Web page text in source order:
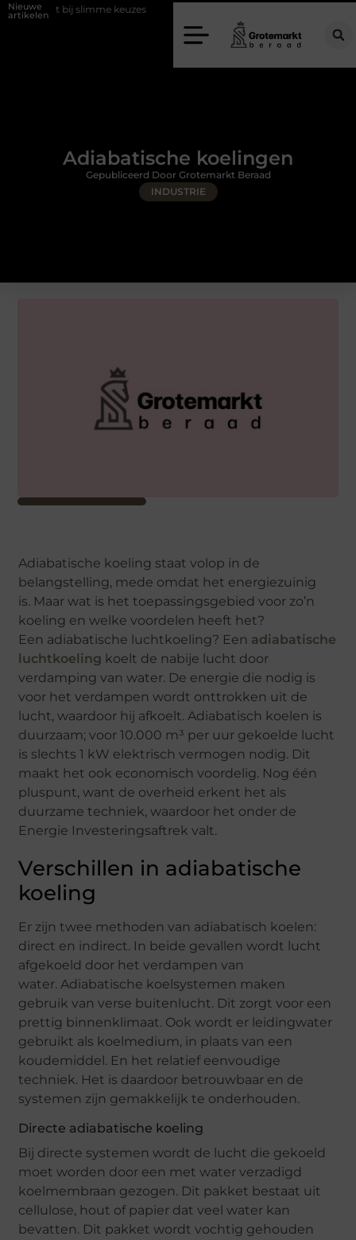
Nieuwe
artikelen
slimme keuzes Waarom kiezen voor een rijschool in Utrecht?
Adiabatische koelingen
INDUSTRIE
Gepubliceerd Door Grotemarkt Beraad
Adiabatische koeling staat volop in de
belangstelling, mede omdat het energiezuinig
is. Maar wat is het toepassingsgebied voor zo’n
koeling en welke voordelen heeft het?
Een adiabatische luchtkoeling? Een adiabatische
luchtkoeling koelt de nabije lucht door
verdamping van water. De energie die nodig is
voor het verdampen wordt onttrokken uit de
lucht, waardoor hij afkoelt. Adiabatisch koelen is
duurzaam; voor 10.000 m³ per uur gekoelde lucht
is slechts 1 kW elektrisch vermogen nodig. Dit
maakt het ook economisch voordelig. Nog één
pluspunt, want de overheid erkent het als
duurzame techniek, waardoor het onder de
Energie Investeringsaftrek valt.
Verschillen in adiabatische
koeling
Er zijn twee methoden van adiabatisch koelen:
direct en indirect. In beide gevallen wordt lucht
afgekoeld door het verdampen van
water. Adiabatische koelsystemen maken
gebruik van verse buitenlucht. Dit zorgt voor een
prettig binnenklimaat. Ook wordt er leidingwater
gebruikt als koelmedium, in plaats van een
koudemiddel. En het relatief eenvoudige
techniek. Het is daardoor betrouwbaar en de
systemen zijn gemakkelijk te onderhouden.
Directe adiabatische koeling
Bij directe systemen wordt de lucht die gekoeld
moet worden door een met water verzadigd
koelmembraan gezogen. Dit pakket bestaat uit
cellulose, hout of papier dat veel water kan
bevatten. Dit pakket wordt vochtig gehouden